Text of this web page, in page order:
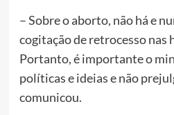
– Sobre o aborto, não há e
cogitação de retrocesso nas
Portanto, é importante o
políticas e ideias e não
comunicou.